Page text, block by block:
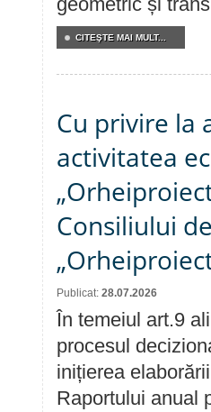
CITEŞTE MAI MULT...
Cu privire la
activitatea
Consiliului
Publicat: 28.07.2026
În temeiul art.9
procesul
inițierea
Raportului anual